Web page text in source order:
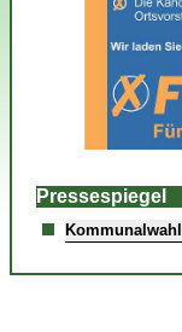
Pressespiegel